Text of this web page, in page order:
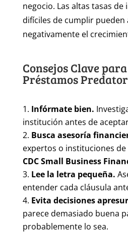
negocio. Las altas tasas de
difíciles de cumplir pueden
negativamente el
Consejos Clave
Préstamos
Infórmate bien.
institución antes de
Busca asesoría
expertos o instituciones
CDC Small Business
Lee la letra pequeña.
entender cada cláusula
Evita decisiones
parece demasiado buena
probablemente lo sea.